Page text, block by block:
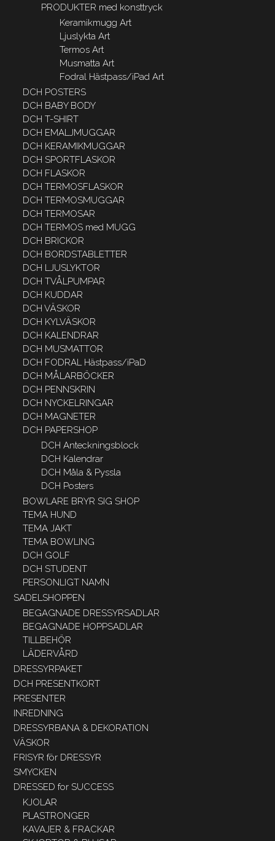
PRODUKTER med konsttryck
Keramikmugg Art
Ljuslykta Art
Termos Art
Musmatta Art
Fodral Hästpass/iPad Art
DCH POSTERS
DCH BABY BODY
DCH T-SHIRT
DCH EMALJMUGGAR
DCH KERAMIKMUGGAR
DCH SPORTFLASKOR
DCH FLASKOR
DCH TERMOSFLASKOR
DCH TERMOSMUGGAR
DCH TERMOSAR
DCH TERMOS med MUGG
DCH BRICKOR
DCH BORDSTABLETTER
DCH LJUSLYKTOR
DCH TVÅLPUMPAR
DCH KUDDAR
DCH VÄSKOR
DCH KYLVÄSKOR
DCH KALENDRAR
DCH MUSMATTOR
DCH FODRAL Hästpass/iPaD
DCH MÅLARBÖCKER
DCH PENNSKRIN
DCH NYCKELRINGAR
DCH MAGNETER
DCH PAPERSHOP
DCH Anteckningsblock
DCH Kalendrar
DCH Måla & Pyssla
DCH Posters
BOWLARE BRYR SIG SHOP
TEMA HUND
TEMA JAKT
TEMA BOWLING
DCH GOLF
DCH STUDENT
PERSONLIGT NAMN
SADELSHOPPEN
BEGAGNADE DRESSYRSADLAR
BEGAGNADE HOPPSADLAR
TILLBEHÖR
LÄDERVÅRD
DRESSYRPAKET
DCH PRESENTKORT
PRESENTER
INREDNING
DRESSYRBANA & DEKORATION
VÄSKOR
FRISYR för DRESSYR
SMYCKEN
DRESSED for SUCCESS
KJOLAR
PLASTRONGER
KAVAJER & FRACKAR